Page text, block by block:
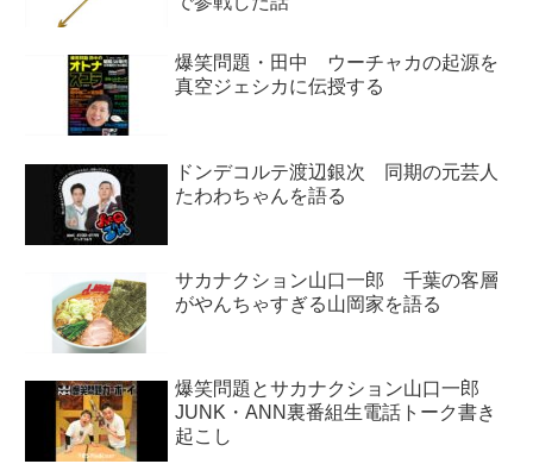
爆笑問題・田中 ウーチャカの起源を
真空ジェシカに伝授する
ドンデコルテ渡辺銀次 同期の元芸人
たわわちゃんを語る
サカナクション山口一郎 千葉の客層
がやんちゃすぎる山岡家を語る
爆笑問題とサカナクション山口一郎
JUNK・ANN裏番組生電話トーク書き
起こし